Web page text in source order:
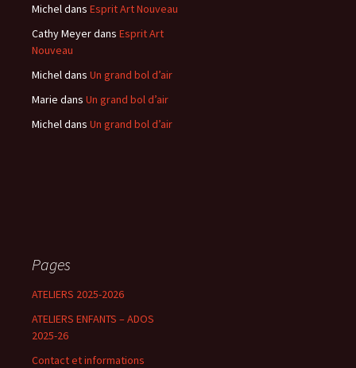
Michel dans Esprit Art Nouveau
Cathy Meyerdans Esprit Art
Nouveau
Michel dans Un grand bol d’air
Marie dans Un grand bol d’air
Michel dans Un grand bol d’air
Pages
ATELIERS 2025-2026
ATELIERS ENFANTS – ADOS
2025-26
Contact et informations